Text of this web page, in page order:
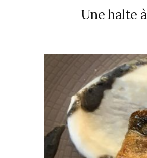
Une halte